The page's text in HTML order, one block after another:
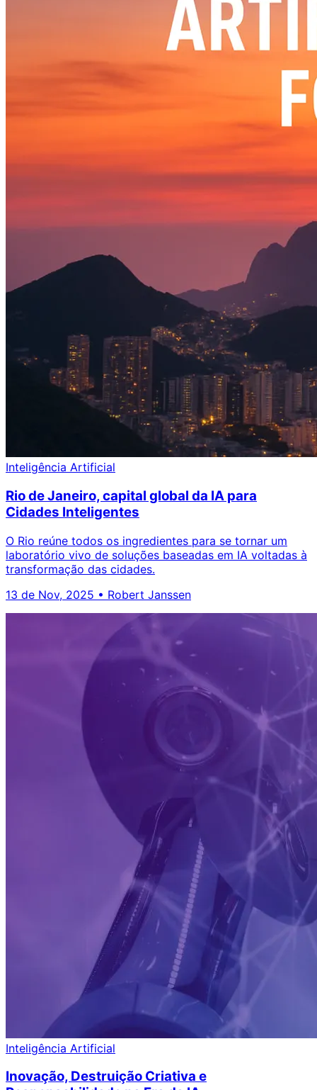
Inteligência Artificial
Rio de Janeiro, capital global da IA para
Cidades Inteligentes
O Rio reúne todos os ingredientes para se tornar um
laboratório vivo de soluções baseadas em IA voltadas à
transformação das cidades.
13 de Nov, 2025 • Robert Janssen
Inteligência Artificial
Inovação, Destruição Criativa e